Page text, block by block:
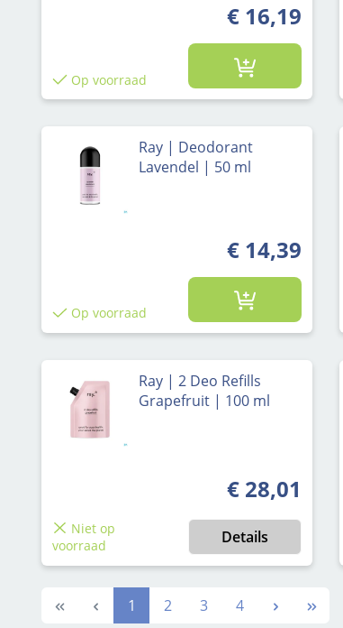
€ 16,19
Op voorraad
Ray | Deodorant
Lavendel | 50 ml
€ 14,39
Op voorraad
Ray | 2 Deo Refills
Grapefruit | 100 ml
Normale prijs:
€ 28,01
Niet op
voorraad
Details
Pagina
1 Pagina
2 Pagina
3 Pagina
4